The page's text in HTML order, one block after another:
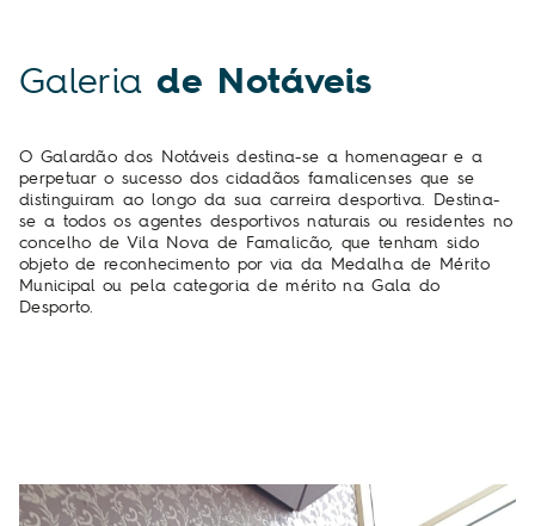
Galeria de Notáveis
O Galardão dos Notáveis destina-se a homenagear e a
perpetuar o sucesso dos cidadãos famalicenses que se
distinguiram ao longo da sua carreira desportiva. Destina-
se a todos os agentes desportivos naturais ou residentes no
concelho de Vila Nova de Famalicão, que tenham sido
objeto de reconhecimento por via da Medalha de Mérito
Municipal ou pela categoria de mérito na Gala do
Desporto.